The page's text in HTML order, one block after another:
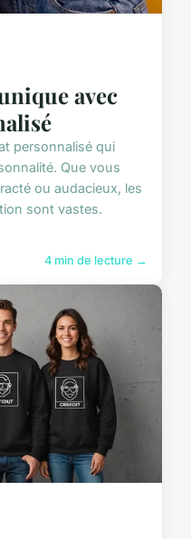
avec
personnalisé qui
Que vous
ou audacieux, les
sont vastes.
4 min de lecture →